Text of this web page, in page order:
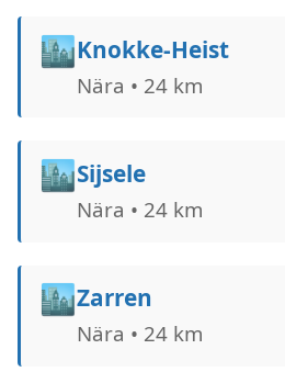
🏙️Knokke-Heist
Nära • 24 km
🏙️Sijsele
Nära • 24 km
🏙️Zarren
Nära • 24 km